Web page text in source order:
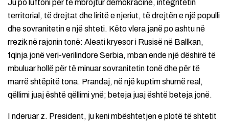
Ju po luftoni për të mbrojtur demokracinë, integritetin
territorial, të drejtat dhe liritë e njeriut, të drejtën e një populli
dhe sovranitetin e një shteti. Këto vlera janë po ashtu në
rrezik në rajonin tonë: Aleati kryesor i Rusisë në Ballkan,
fqinja jonë veri-verilindore Serbia, mban ende një dëshirë të
mbuluar hollë për të minuar sovranitetin tonë dhe për të
marrë shtëpitë tona. Prandaj, në një kuptim shumë real,
qëllimi juaj është qëllimi ynë; beteja juaj është beteja jonë.
I nderuar z. President, ju keni mbështetjen e plotë të shtetit